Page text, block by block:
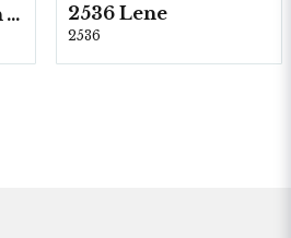
2607-Armonia och Alpaca 400 2536 Lene
2536